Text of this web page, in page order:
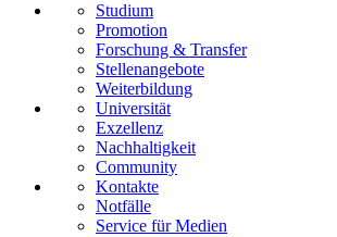
Studium
Promotion
Forschung & Transfer
Stellenangebote
Weiterbildung
Universität
Exzellenz
Nachhaltigkeit
Community
Kontakte
Notfälle
Service für Medien